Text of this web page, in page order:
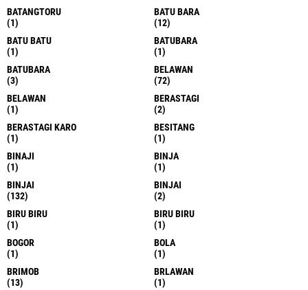
BATANGTORU
(1)
BATU BARA
(12)
BATU BATU
(1)
BATUBARA
(1)
BATUBARA
(3)
BELAWAN
(72)
BELAWAN
(1)
BERASTAGI
(2)
BERASTAGI KARO
(1)
BESITANG
(1)
BINAJI
(1)
BINJA
(1)
BINJAI
(132)
BINJAI
(2)
BIRU BIRU
(1)
BIRU BIRU
(1)
BOGOR
(1)
BOLA
(1)
BRIMOB
(13)
BRLAWAN
(1)